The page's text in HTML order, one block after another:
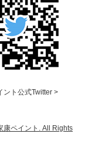
ント公式Twitter >
康ペイント. All Rights